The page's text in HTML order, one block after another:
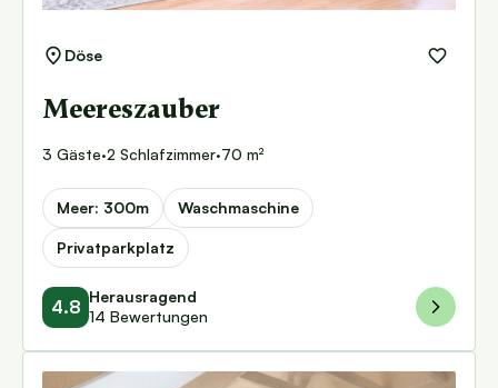
Döse
Meereszauber
3 Gäste·2 Schlafzimmer·70 m²
Meer: 300m Waschmaschine
Privatparkplatz
4.8 Herausragend
14 Bewertungen